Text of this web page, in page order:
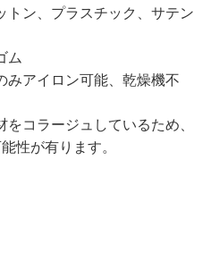
トン、プラスチック、サテン
ム
みアイロン可能、乾燥機不
コラージュしているため、
性が有ります。